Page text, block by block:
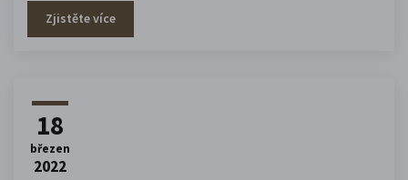
Zjistěte více
18
březen
2022